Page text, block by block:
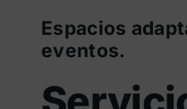
Espacios
eventos.